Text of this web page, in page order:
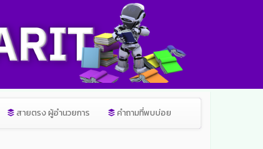
สายตรง ผู้อำนวยการ คำถามที่พบบ่อย